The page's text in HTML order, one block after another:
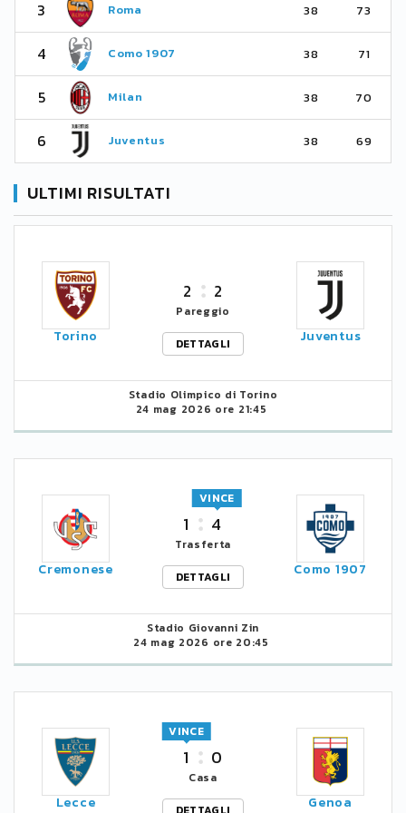
3 Roma 38 73
4 Como 1907 38 71
5 Milan 38 70
6 Juventus 38 69
ULTIMI RISULTATI
Torino
2 2
Pareggio
DETTAGLI
Juventus
Stadio Olimpico di Torino
24 mag 2026 ore 21:45
Cremonese
1 4
VINCE
Trasferta
DETTAGLI
Como 1907
Stadio Giovanni Zin
24 mag 2026 ore 20:45
Lecce
1
VINCE
0
Casa
Genoa